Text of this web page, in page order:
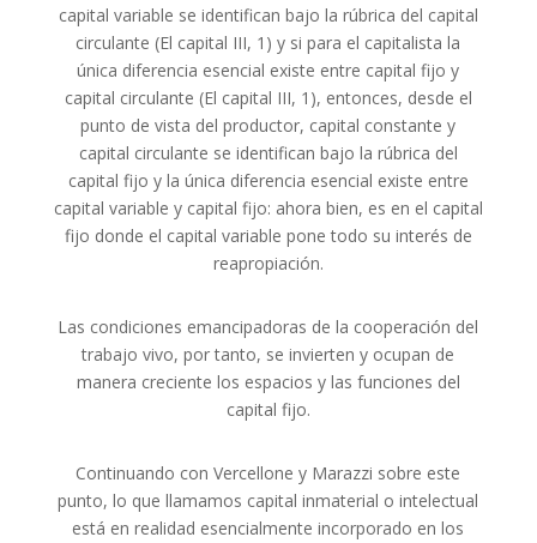
capital variable se identifican bajo la rúbrica del capital
circulante (El capital III, 1) y si para el capitalista la
única diferencia esencial existe entre capital fijo y
capital circulante (El capital III, 1), entonces, desde el
punto de vista del productor, capital constante y
capital circulante se identifican bajo la rúbrica del
capital fijo y la única diferencia esencial existe entre
capital variable y capital fijo: ahora bien, es en el capital
fijo donde el capital variable pone todo su interés de
reapropiación.
Las condiciones emancipadoras de la cooperación del
trabajo vivo, por tanto, se invierten y ocupan de
manera creciente los espacios y las funciones del
capital fijo.
Continuando con Vercellone y Marazzi sobre este
punto, lo que llamamos capital inmaterial o intelectual
está en realidad esencialmente incorporado en los